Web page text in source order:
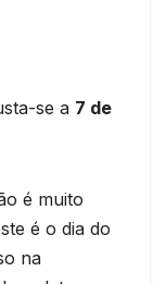
se a 7 de
é muito
é o dia do
na